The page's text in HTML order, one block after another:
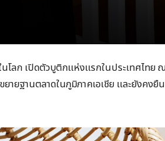
โลก เปิดตัวบูติกแห่งแรกในประเทศไทย
ยฐานตลาดในภูมิภาคเอเชีย และยังคงยื